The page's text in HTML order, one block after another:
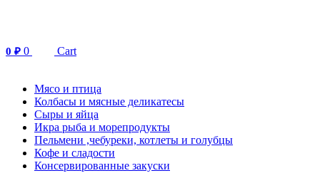
0 ₽ 0 Cart
Мясо и птица
Колбасы и мясные деликатесы
Сыры и яйца
Икра рыба и морепродукты
Пельмени ,чебуреки, котлеты и голубцы
Кофе и сладости
Консервированные закуски